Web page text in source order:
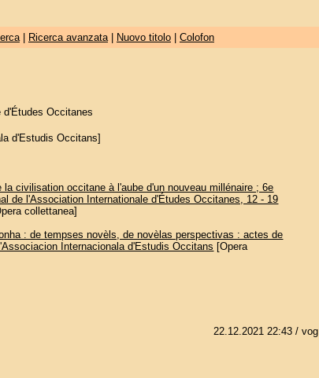
| Ricerca avanzata| Nuovo titolo| Colofon
Occitanes
d'Estudis Occitans]
la civilisation occitane à l'aube d'un nouveau millénaire ; 6e
de l'Association Internationale d'Études Occitanes, 12 - 19
collettanea]
: de tempses novèls, de novèlas perspectivas : actes de
Internacionala d'Estudis Occitans [Opera
22.12.2021 22:43/ vog